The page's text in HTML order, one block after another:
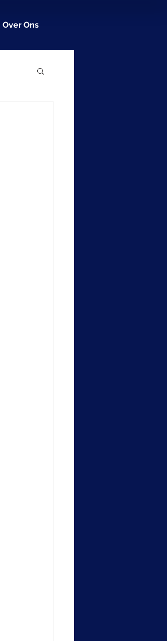
Over Ons